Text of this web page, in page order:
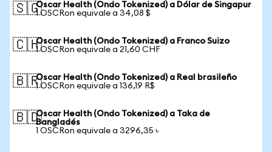
🇸🇬Oscar Health (Ondo Tokenized) a Dólar de Singapur
1 OSCRon equivale a 34,08 $
🇨🇭Oscar Health (Ondo Tokenized) a Franco Suizo
1 OSCRon equivale a 21,60 CHF
🇧🇷Oscar Health (Ondo Tokenized) a Real brasileño
1 OSCRon equivale a 136,19 R$
🇧🇩Oscar Health (Ondo Tokenized) a Taka de
Bangladés
1 OSCRon equivale a 3296,35 ৳